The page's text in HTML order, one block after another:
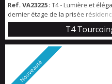
Ref. VA23225 : T4 - Lumière et
dernier étage de la prisée
Tourcoing secteur Ma Campagne,
appartement traversant de 112
offre un cadre de vie lumineux et
une atmosphère accueillante et
m², inondé de lumière nat...
T4
Nouveauté